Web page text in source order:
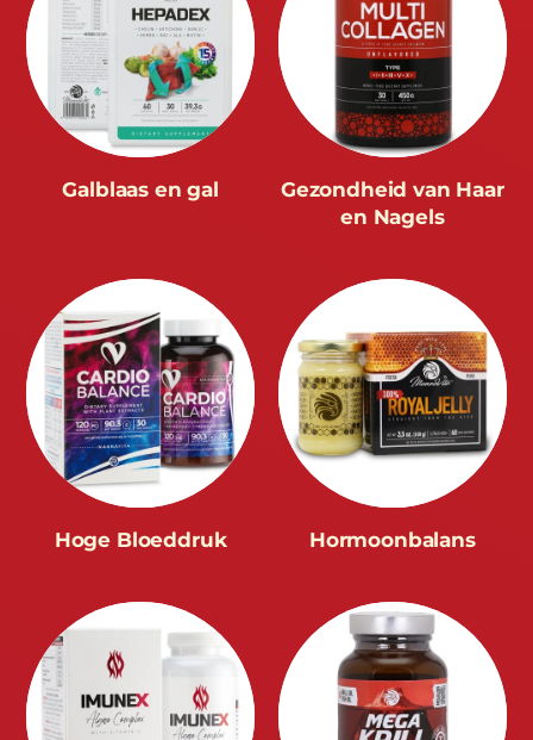
Galblaas en gal
Gezondheid van Haar
en Nagels
Hoge Bloeddruk Hormoonbalans